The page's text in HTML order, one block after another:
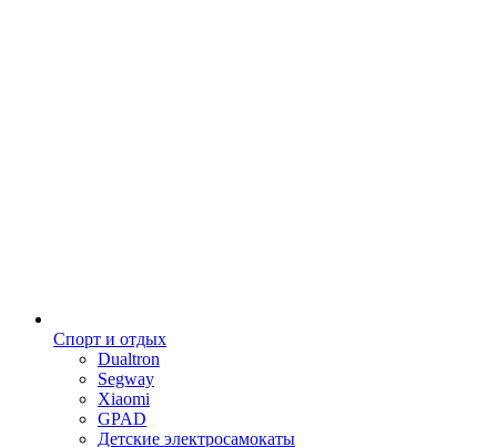
Спорт и отдых
Dualtron
Segway
Xiaomi
GPAD
Детские электросамокаты